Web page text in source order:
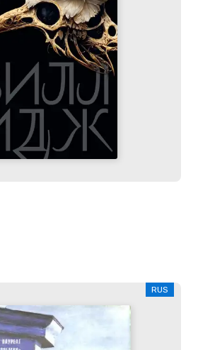
RUS